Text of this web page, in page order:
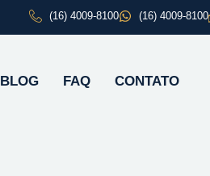
(16) 4009-8100 (16) 4009-8100
BLOG FAQ CONTATO